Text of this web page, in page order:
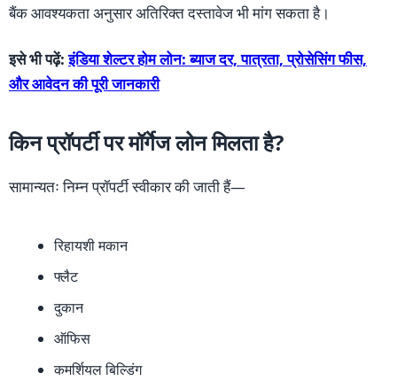
बैंक आवश्यकता अनुसार अतिरिक्त दस्तावेज भी मांग सकता है।
इसे भी पढ़ें:इंडिया शेल्टर होम लोन: ब्याज दर, पात्रता, प्रोसेसिंग फीस,
और आवेदन की पूरी जानकारी
किन प्रॉपर्टी पर मॉर्गेज लोन मिलता है?
सामान्यतः निम्न प्रॉपर्टी स्वीकार की जाती हैं—
रिहायशी मकान
फ्लैट
दुकान
ऑफिस
कमर्शियल बिल्डिंग